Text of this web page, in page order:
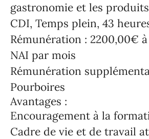
gastronomie et les produits
CDI, Temps plein, 43
Rémunération : 2200,00€
NAI par mois
Rémunération
Pourboires
Avantages :
Encouragement à la
Cadre de vie et de travail